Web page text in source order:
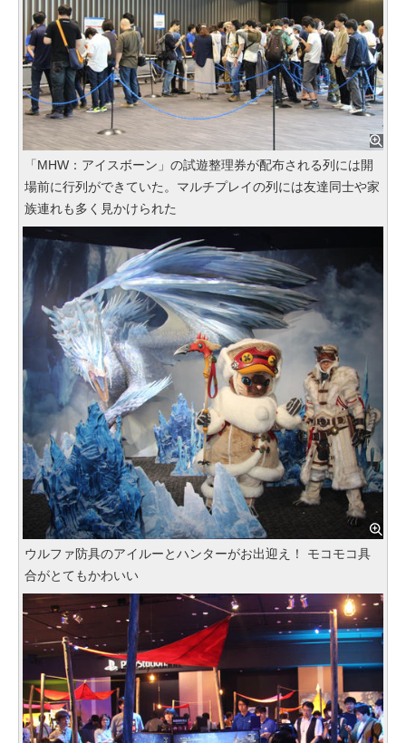
「MHW：アイスボーン」の試遊整理券が配布される列には開
場前に行列ができていた。マルチプレイの列には友達同士や家
族連れも多く見かけられた
ウルファ防具のアイルーとハンターがお出迎え！ モコモコ具
合がとてもかわいい